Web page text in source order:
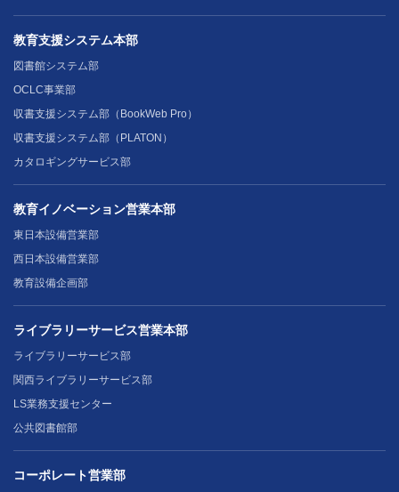
教育支援システム本部
図書館システム部
OCLC事業部
収書支援システム部（BookWeb Pro）
収書支援システム部（PLATON）
カタロギングサービス部
教育イノベーション営業本部
東日本設備営業部
西日本設備営業部
教育設備企画部
ライブラリーサービス営業本部
ライブラリーサービス部
関西ライブラリーサービス部
LS業務支援センター
公共図書館部
コーポレート営業部